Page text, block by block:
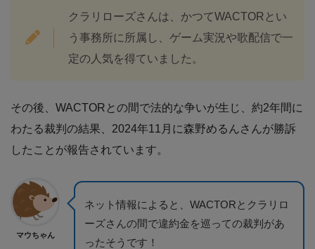
クラリローズさんは、かつてWACTORとい
う事務所に所属し、ゲーム実況や歌配信で一
定の人気を得ていました。
その後、WACTORとの間で法的な争いが生じ、約2年間に
わたる裁判の結果、2024年11月に森野めるんさんが勝訴
したことが報告されています。
マウちゃん
ネット情報によると、WACTORとクラリロ
ーズさんの間で違約金を巡っての裁判があ
ったそうです！